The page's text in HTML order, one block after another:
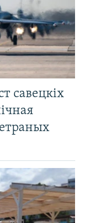
савецкіх